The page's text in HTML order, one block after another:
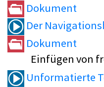
Dokument
Der
Dokument
Einfügen von
Unformatierte